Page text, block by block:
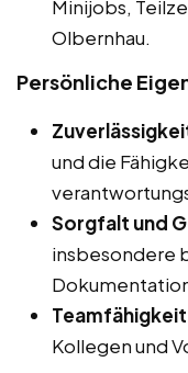
Minijobs,
Olbernhau.
Persönliche
und die
Sorgfalt und
insbesondere
Teamfähigkeit
Kollegen und